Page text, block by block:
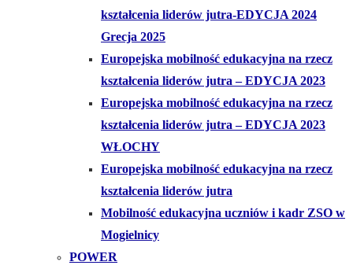
kształcenia liderów jutra-EDYCJA 2024
Grecja 2025
Europejska mobilność edukacyjna na rzecz
kształcenia liderów jutra – EDYCJA 2023
Europejska mobilność edukacyjna na rzecz
kształcenia liderów jutra – EDYCJA 2023
WŁOCHY
Europejska mobilność edukacyjna na rzecz
kształcenia liderów jutra
Mobilność edukacyjna uczniów i kadr ZSO w
Mogielnicy
POWER